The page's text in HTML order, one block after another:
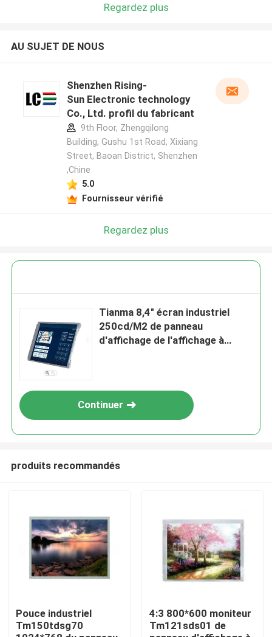
Accueil
Vidéos
Regardez plus
AU SUJET DE NOUS
Shenzhen Rising-
Sun Electronic technology
Co., Ltd. profil du fabricant
9th Floor, Zhengqilong
Building, Gushu 1st Road, Xixiang
Street, Baoan District, Shenzhen
,Chine
5.0
Fournisseur vérifié
Regardez plus
Tianma 8,4" écran industriel
250cd/M2 de panneau
d'affichage de l'affichage à
Continuer
produits recommandés
Pouce industriel
Tm150tdsg70
4:3 800*600 moniteur
Tm121sds01 de